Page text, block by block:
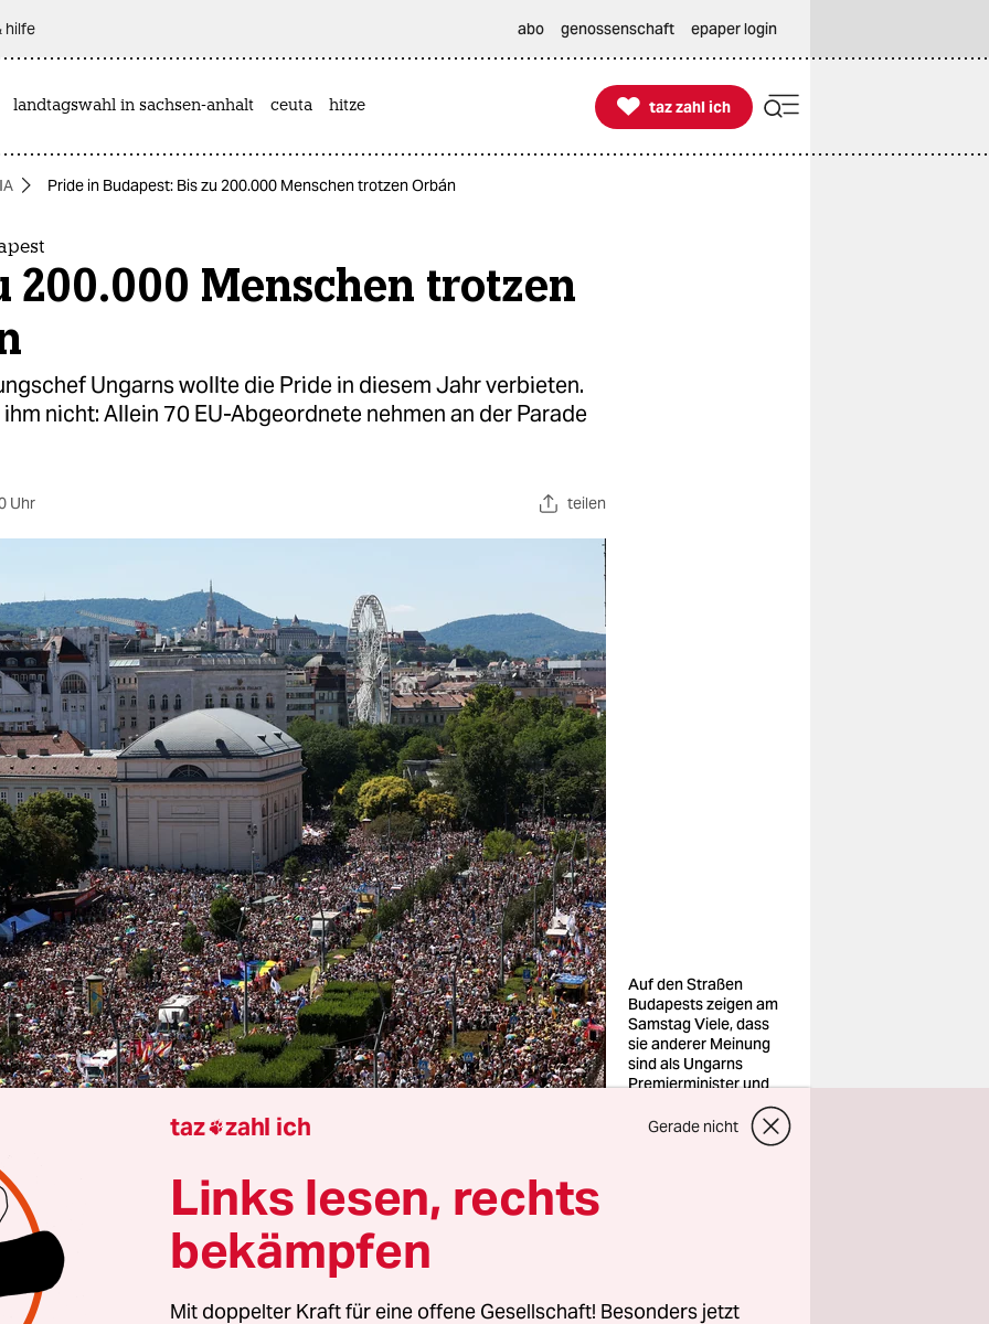
hilfe abo genossenschaft epaper login
landtagswahl in sachsen-anhalt ceuta hitze 
taz zahl ich
taz zahl ich
Pride in Budapest: Bis zu 200.000 Menschen trotzen Orbán
200.000 Menschen trotzen
Ungarns wollte die Pride in diesem Jahr verbieten.
nicht: Allein 70 EU-Abgeordnete nehmen an der Parade
Uhr teilen
Auf den Straßen
Budapests zeigen am
Samstag Viele, dass
sie anderer Meinung
sind als Ungarns
Premierminister und
Foto: Bernadett
| Trotz eines Verbots hat nach Angaben der
eine Rekordzahl von bis zu 200.000 Menschen an der
in der ungarischen Hauptstadt Budapest teilgenommen.
bis 200.000 Menschen aus“, sagte die Präsidentin der
taz zahl ich Gerade nicht
Links lesen, rechts
bekämpfen
Mit doppelter Kraft für eine offene Gesellschaft! Besonders jetzt